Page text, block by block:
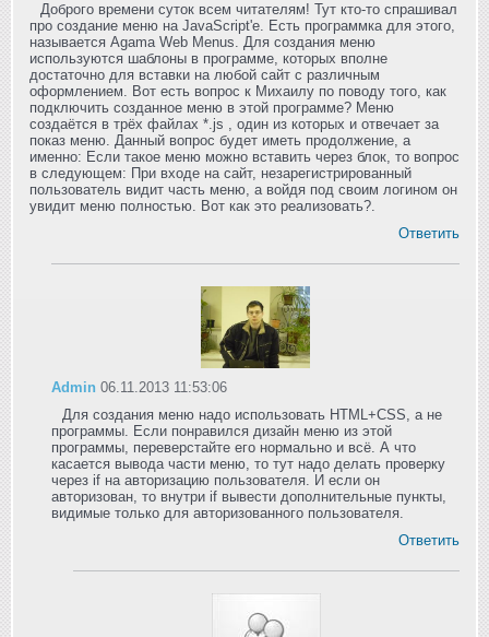
Доброго времени суток всем читателям! Тут кто-то спрашивал
про создание меню на JavaScript'e. Есть программка для этого,
называется Agama Web Menus. Для создания меню
используются шаблоны в программе, которых вполне
достаточно для вставки на любой сайт с различным
оформлением. Вот есть вопрос к Михаилу по поводу того, как
подключить созданное меню в этой программе? Меню
создаётся в трёх файлах *.js , один из которых и отвечает за
показ меню. Данный вопрос будет иметь продолжение, а
именно: Если такое меню можно вставить через блок, то вопрос
в следующем: При входе на сайт, незарегистрированный
пользователь видит часть меню, а войдя под своим логином он
увидит меню полностью. Вот как это реализовать?.
Ответить
Admin 06.11.2013 11:53:06
Для создания меню надо использовать HTML+CSS, а не
программы. Если понравился дизайн меню из этой
программы, переверстайте его нормально и всё. А что
касается вывода части меню, то тут надо делать проверку
через if на авторизацию пользователя. И если он
авторизован, то внутри if вывести дополнительные пункты,
видимые только для авторизованного пользователя.
Ответить